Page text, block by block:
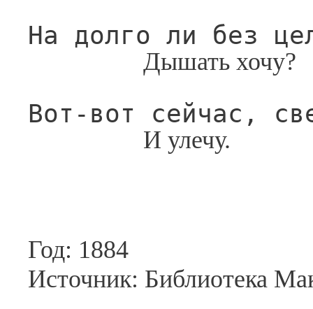
На долго ли без
Дышать хочу?
Вот-вот сейчас,
И улечу.
Год: 1884
Источник: Библиотека